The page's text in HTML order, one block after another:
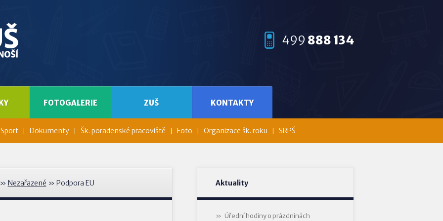
499 888 134
Sport Dokumenty Šk. poradenské pracoviště Foto Organizace šk. roku SRPŠ
FOTOGALERIE ZUŠ KONTAKTY
Nezařazené » Podpora EU Aktuality
Úřední hodiny o prázdninách